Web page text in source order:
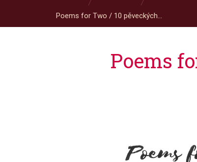
Poems for Two / 10 pěveckých...
Poems